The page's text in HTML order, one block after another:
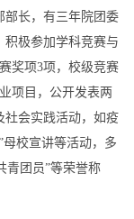
部长，有三年院团委
积极参加学科竞赛与
奖项3项，校级竞赛
项目，公开发表两
社会实践活动，如疫
校宣讲等活动，多
青团员”等荣誉称